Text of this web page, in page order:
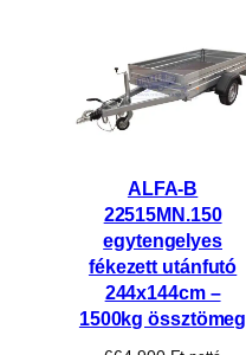
ALFA-B
22515MN.150
egytengelyes
fékezett utánfutó
244x144cm –
1500kg össztömeg